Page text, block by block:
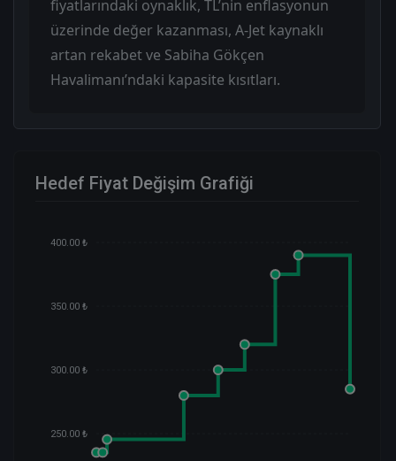
fiyatlarındaki oynaklık, TL’nin enflasyonun
üzerinde değer kazanması, A-Jet kaynaklı
artan rekabet ve Sabiha Gökçen
Havalimanı’ndaki kapasite kısıtları.
Hedef Fiyat Değişim Grafiği
400.00 ₺
350.00 ₺
300.00 ₺
250.00 ₺